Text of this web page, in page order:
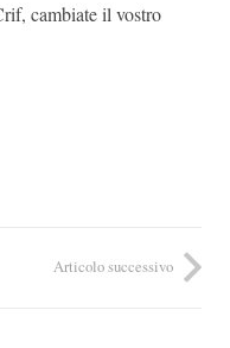
cambiate il vostro
Articolo successivo